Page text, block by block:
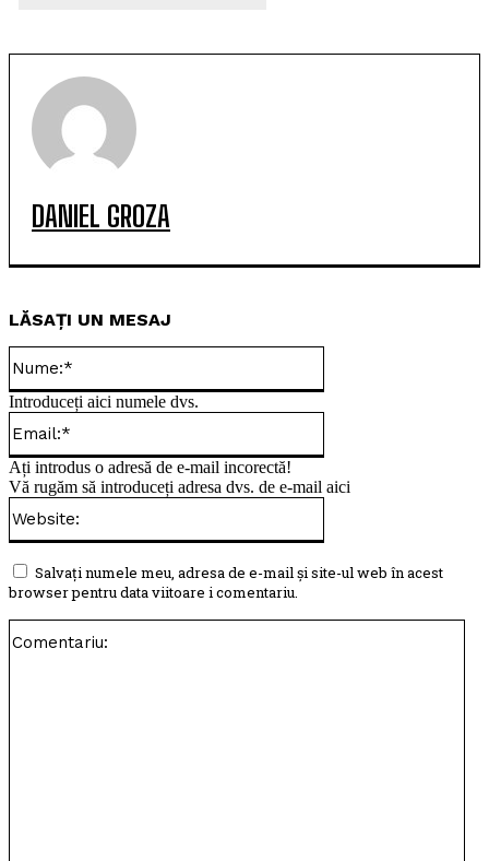
DANIEL GROZA
LĂSAȚI UN MESAJ
Introduceți aici numele dvs.
Ați introdus o adresă de e-mail incorectă!
Vă rugăm să introduceți adresa dvs. de e-mail aici
Salvați numele meu, adresa de e-mail și site-ul web în acest
browser pentru data viitoare i comentariu.